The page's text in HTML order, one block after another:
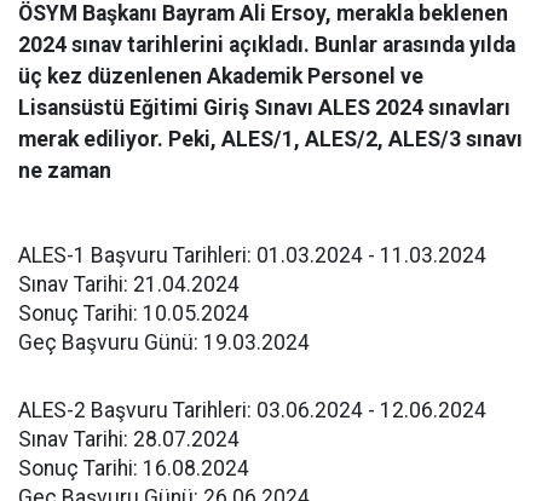
ÖSYM Başkanı Bayram Ali Ersoy, merakla beklenen
2024 sınav tarihlerini açıkladı. Bunlar arasında yılda
üç kez düzenlenen Akademik Personel ve
Lisansüstü Eğitimi Giriş Sınavı ALES 2024 sınavları
merak ediliyor. Peki, ALES/1, ALES/2, ALES/3 sınavı
ne zaman
ALES-1 Başvuru Tarihleri: 01.03.2024 - 11.03.2024
Sınav Tarihi: 21.04.2024
Sonuç Tarihi: 10.05.2024
Geç Başvuru Günü: 19.03.2024
ALES-2 Başvuru Tarihleri: 03.06.2024 - 12.06.2024
Sınav Tarihi: 28.07.2024
Sonuç Tarihi: 16.08.2024